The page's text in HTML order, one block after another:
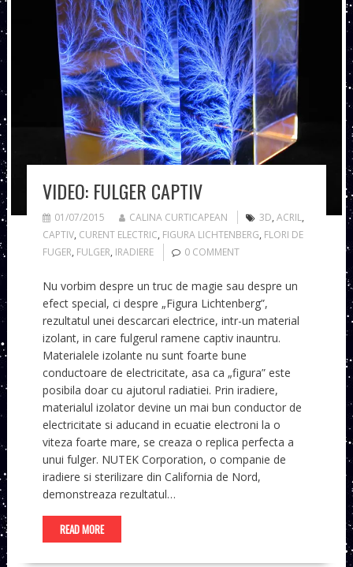
VIDEO: FULGER CAPTIV
01/07/2015 CALINA CURTICAPEAN 3D, ACRIL,
CAPTIV, CURENT ELECTRIC, FIGURA LICHTENBERG, FLORI DE
FUGER, FULGER, IRADIERE 0 COMMENT
Nu vorbim despre un truc de magie sau despre un
efect special, ci despre „Figura Lichtenberg”,
rezultatul unei descarcari electrice, intr-un material
izolant, in care fulgerul ramene captiv inauntru.
Materialele izolante nu sunt foarte bune
conductoare de electricitate, asa ca „figura” este
posibila doar cu ajutorul radiatiei. Prin iradiere,
materialul izolator devine un mai bun conductor de
electricitate si aducand in ecuatie electroni la o
viteza foarte mare, se creaza o replica perfecta a
unui fulger. NUTEK Corporation, o companie de
iradiere si sterilizare din California de Nord,
demonstreaza rezultatul…
READ MORE